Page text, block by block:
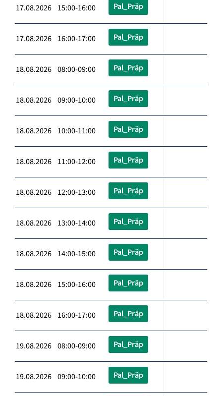
17.08.2026 15:00-16:00 Pal_Präp
17.08.2026 16:00-17:00 Pal_Präp
18.08.2026 08:00-09:00 Pal_Präp
18.08.2026 09:00-10:00 Pal_Präp
18.08.2026 10:00-11:00 Pal_Präp
18.08.2026 11:00-12:00 Pal_Präp
18.08.2026 12:00-13:00 Pal_Präp
18.08.2026 13:00-14:00 Pal_Präp
18.08.2026 14:00-15:00 Pal_Präp
18.08.2026 15:00-16:00 Pal_Präp
18.08.2026 16:00-17:00 Pal_Präp
19.08.2026 08:00-09:00 Pal_Präp
19.08.2026 09:00-10:00 Pal_Präp